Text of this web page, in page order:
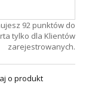
92 punktów do
tylko dla Klientów
zarejestrowanych.
o produkt